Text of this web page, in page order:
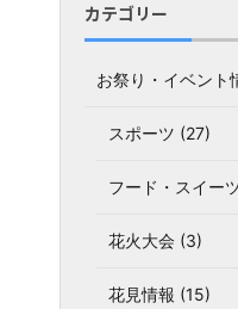
カテゴリー
お祭り・イベント
スポーツ (27)
フード・スイー
花火大会 (3)
花見情報 (15)